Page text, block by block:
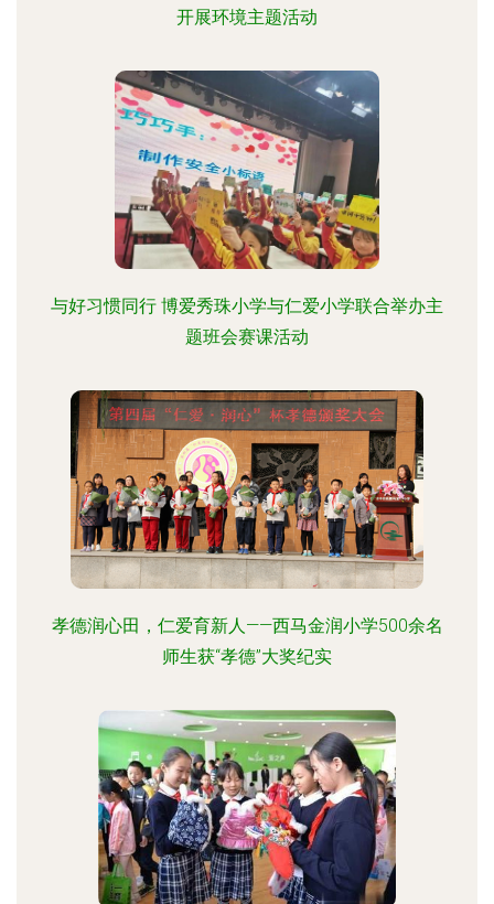
开展环境主题活动
与好习惯同行 博爱秀珠小学与仁爱小学联合举办主
题班会赛课活动
孝德润心田，仁爱育新人——西马金润小学500余名
师生获“孝德”大奖纪实